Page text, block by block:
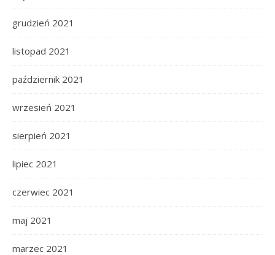
grudzień 2021
listopad 2021
październik 2021
wrzesień 2021
sierpień 2021
lipiec 2021
czerwiec 2021
maj 2021
marzec 2021